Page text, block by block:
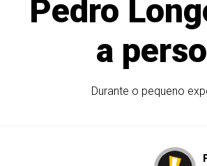
Pedro
a
Durante o pequeno